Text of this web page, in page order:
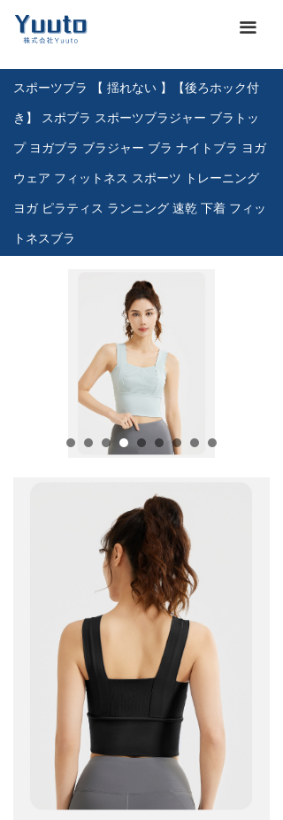
끀
낀 ホーム
商品一覽
뀴 お知らせ
끄 企業文化
展示会
뀁 海運通関サービス
義烏仕入れ代行
スポーツブラ 【 揺れない 】【後ろホック付
き】 スポブラ スポーツブラジャー ブラトッ
プ ヨガブラ ブラジャー ブラ ナイトブラ ヨガ
ウェア フィットネス スポーツ トレーニング
ヨガ ピラティス ランニング 速乾 下着 フィッ
トネスブラ